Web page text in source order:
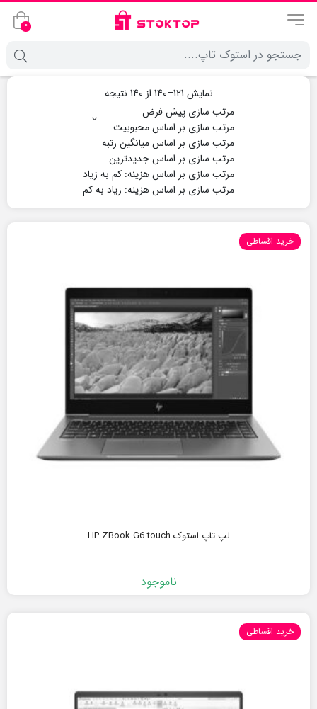
0
نمایش 121–140 از 140 نتیجه
خرید اقساطی
لپ تاپ استوک HP ZBook G6 touch
ناموجود
خرید اقساطی